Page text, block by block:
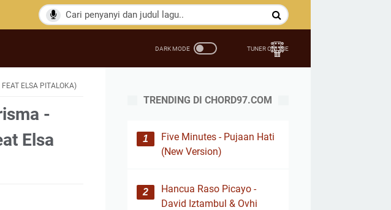
ELSA PITALOKA)
-
Elsa
TRENDING DI CHORD97.COM
Five Minutes - Pujaan Hati
(New Version)
Hancua Raso Picayo -
David Iztambul & Ovhi